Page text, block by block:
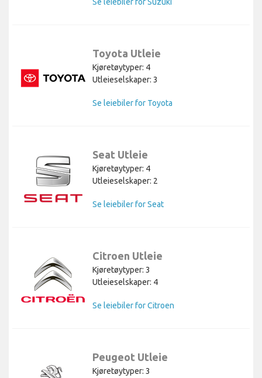
Toyota Utleie
Kjøretøytyper: 4
Utleieselskaper: 3
Se leiebiler for Toyota
Seat Utleie
Kjøretøytyper: 4
Utleieselskaper: 2
Se leiebiler for Seat
Citroen Utleie
Kjøretøytyper: 3
Utleieselskaper: 4
Se leiebiler for Citroen
Peugeot Utleie
Kjøretøytyper: 3